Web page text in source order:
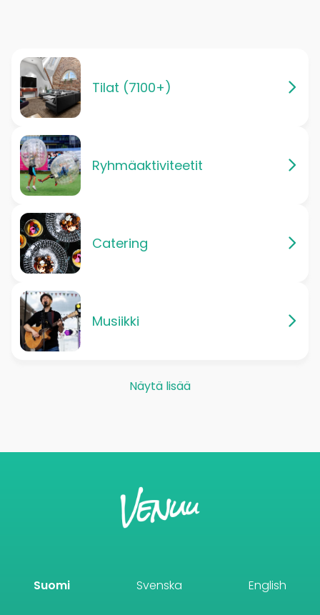
Tilat (7100+)
Ryhmäaktiviteetit
Catering
Musiikki
Näytä lisää
Suomi Svenska English